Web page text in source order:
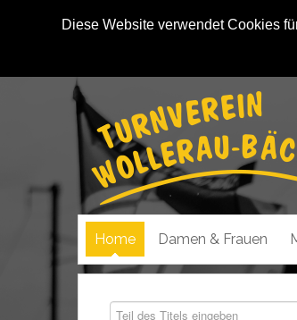
Diese Website verwendet Cookies
Home Damen & Frauen
Teil des Titels eingeben